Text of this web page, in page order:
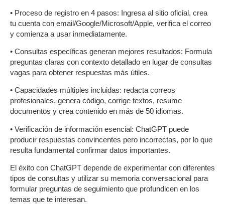
• Proceso de registro en 4 pasos: Ingresa al sitio oficial, crea
tu cuenta con email/Google/Microsoft/Apple, verifica el correo
y comienza a usar inmediatamente.
• Consultas específicas generan mejores resultados: Formula
preguntas claras con contexto detallado en lugar de consultas
vagas para obtener respuestas más útiles.
• Capacidades múltiples incluidas: redacta correos
profesionales, genera código, corrige textos, resume
documentos y crea contenido en más de 50 idiomas.
• Verificación de información esencial: ChatGPT puede
producir respuestas convincentes pero incorrectas, por lo que
resulta fundamental confirmar datos importantes.
El éxito con ChatGPT depende de experimentar con diferentes
tipos de consultas y utilizar su memoria conversacional para
formular preguntas de seguimiento que profundicen en los
temas que te interesan.